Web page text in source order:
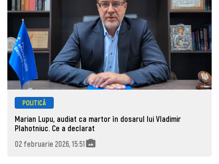
POLITICĂ
Marian Lupu, audiat ca martor în dosarul lui Vladimir
Plahotniuc. Ce a declarat
02 februarie 2026, 15:51